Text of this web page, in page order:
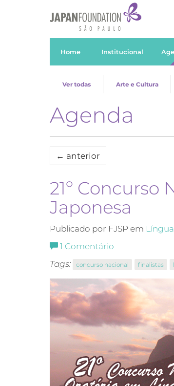
Home Institucional
Ver todas Arte e Cultura
Agenda
← anterior
21º Concurso
Japonesa
Publicado por FJSP em
1 Comentário
Tags:
concurso nacional finalistas